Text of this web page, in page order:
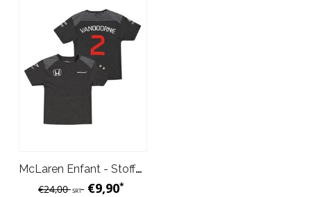
McLaren Enfant - Stoffel Vandoorne T-Shirt
€24,00SRT €9,90*